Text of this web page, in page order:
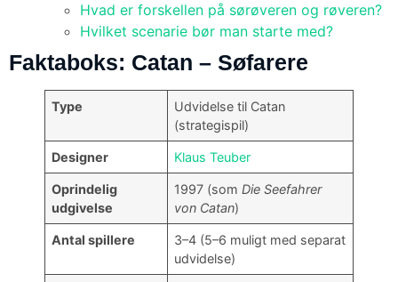
Hvad er forskellen på sørøveren og røveren?
Hvilket scenarie bør man starte med?
Faktaboks: Catan – Søfarere
Type
Udvidelse til Catan
(strategispil)
Designer Klaus Teuber
Oprindelig
udgivelse
1997 (somDie Seefahrer
von Catan)
Antal spillere
3–4 (5–6 muligt med separat
udvidelse)